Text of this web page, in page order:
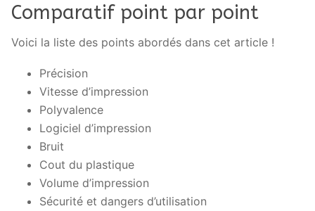
Comparatif point par point
Voici la liste des points abordés dans cet article !
Précision
Vitesse d’impression
Polyvalence
Logiciel d’impression
Bruit
Cout du plastique
Volume d’impression
Sécurité et dangers d’utilisation